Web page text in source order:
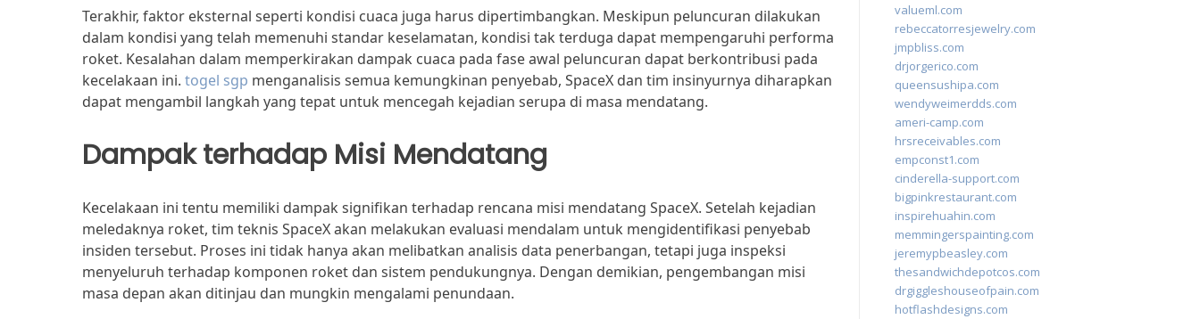
Terakhir, faktor eksternal seperti kondisi cuaca juga harus dipertimbangkan. Meskipun peluncuran dilakukan
dalam kondisi yang telah memenuhi standar keselamatan, kondisi tak terduga dapat mempengaruhi performa
roket. Kesalahan dalam memperkirakan dampak cuaca pada fase awal peluncuran dapat berkontribusi pada
kecelakaan ini. togel sgp menganalisis semua kemungkinan penyebab, SpaceX dan tim insinyurnya diharapkan
dapat mengambil langkah yang tepat untuk mencegah kejadian serupa di masa mendatang.
Dampak terhadap Misi Mendatang
Kecelakaan ini tentu memiliki dampak signifikan terhadap rencana misi mendatang SpaceX. Setelah kejadian
meledaknya roket, tim teknis SpaceX akan melakukan evaluasi mendalam untuk mengidentifikasi penyebab
insiden tersebut. Proses ini tidak hanya akan melibatkan analisis data penerbangan, tetapi juga inspeksi
menyeluruh terhadap komponen roket dan sistem pendukungnya. Dengan demikian, pengembangan misi
masa depan akan ditinjau dan mungkin mengalami penundaan.
valueml.com
rebeccatorresjewelry.com
jmpbliss.com
drjorgerico.com
queensushipa.com
wendyweimerdds.com
ameri-camp.com
hrsreceivables.com
empconst1.com
cinderella-support.com
bigpinkrestaurant.com
inspirehuahin.com
memmingerspainting.com
jeremypbeasley.com
thesandwichdepotcos.com
drgiggleshouseofpain.com
hotflashdesigns.com